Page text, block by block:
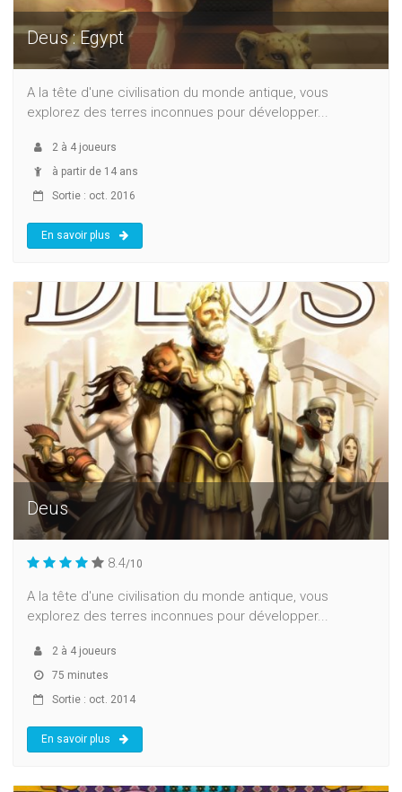
Deus : Egypt
A la tête d'une civilisation du monde antique, vous
explorez des terres inconnues pour développer...
2 à 4 joueurs
à partir de 14 ans
Sortie : oct. 2016
En savoir plus
Deus
8.4/10
A la tête d'une civilisation du monde antique, vous
explorez des terres inconnues pour développer...
2 à 4 joueurs
75 minutes
Sortie : oct. 2014
En savoir plus